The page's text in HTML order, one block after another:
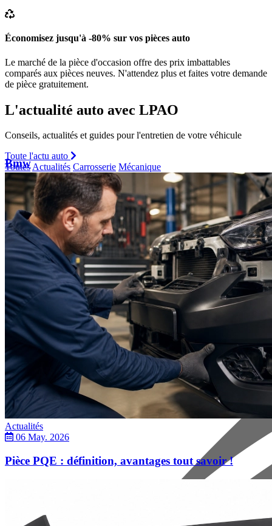
Bmw
Économisez jusqu'à -80% sur vos pièces auto
Le marché de la pièce d'occasion offre des prix imbattables
comparés aux pièces neuves. N'attendez plus et faites votre demande
de pièce gratuitement.
L'actualité auto avec LPAO
Conseils, actualités et guides pour l'entretien de votre véhicule
Toute l'actu auto
ToutesActualités Carrosserie Mécanique
Actualités
06 May. 2026
Pièce PQE : définition, avantages tout savoir !